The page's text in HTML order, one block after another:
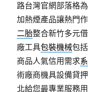
路台灣官網部落格
加熱煙產品讓熱門
二胎整合新竹多元
廠工具包裝機械包
商品人氣信用需求
術廠商機具設備貸
北給您最專業服務